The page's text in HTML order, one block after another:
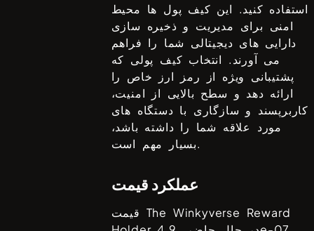
استفاده کنید. این کیف پول ها محیط
امنی برای مدیریت و ذخیره سازی
دارایی های دیجیتالی شما را فراهم
می آورند. انتخاب کیف پولی که
پشتیبانی ویژه از رمز ارز خاص را
ارائه دهد و سطح بالایی از امنیت،
کاربرپسند و سازگاری با دستگاه های
مورد علاقه شما را داشته باشد،
بسیار مهم است.
عملکرد قیمت
The Winkyverse Reward